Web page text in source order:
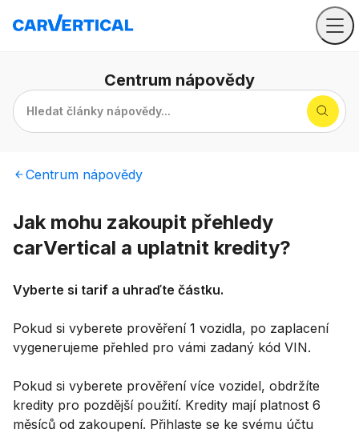
Centrum nápovědy
Hledat články nápovědy...
Centrum nápovědy
Jak mohu zakoupit přehledy
carVertical a uplatnit kredity?
Vyberte si tarif a uhraďte částku.
Pokud si vyberete prověření 1 vozidla, po zaplacení
vygenerujeme přehled pro vámi zadaný kód VIN.
Pokud si vyberete prověření více vozidel, obdržíte
kredity pro pozdější použití. Kredity mají platnost 6
měsíců od zakoupení. Přihlaste se ke svému účtu